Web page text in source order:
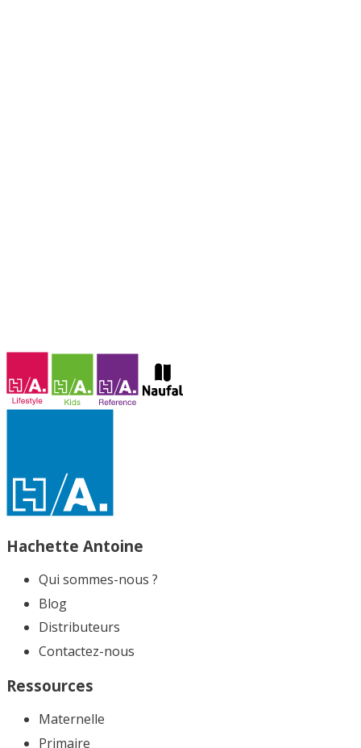
Hachette Antoine
Qui sommes-nous ?
Blog
Distributeurs
Contactez-nous
Ressources
Maternelle
Primaire